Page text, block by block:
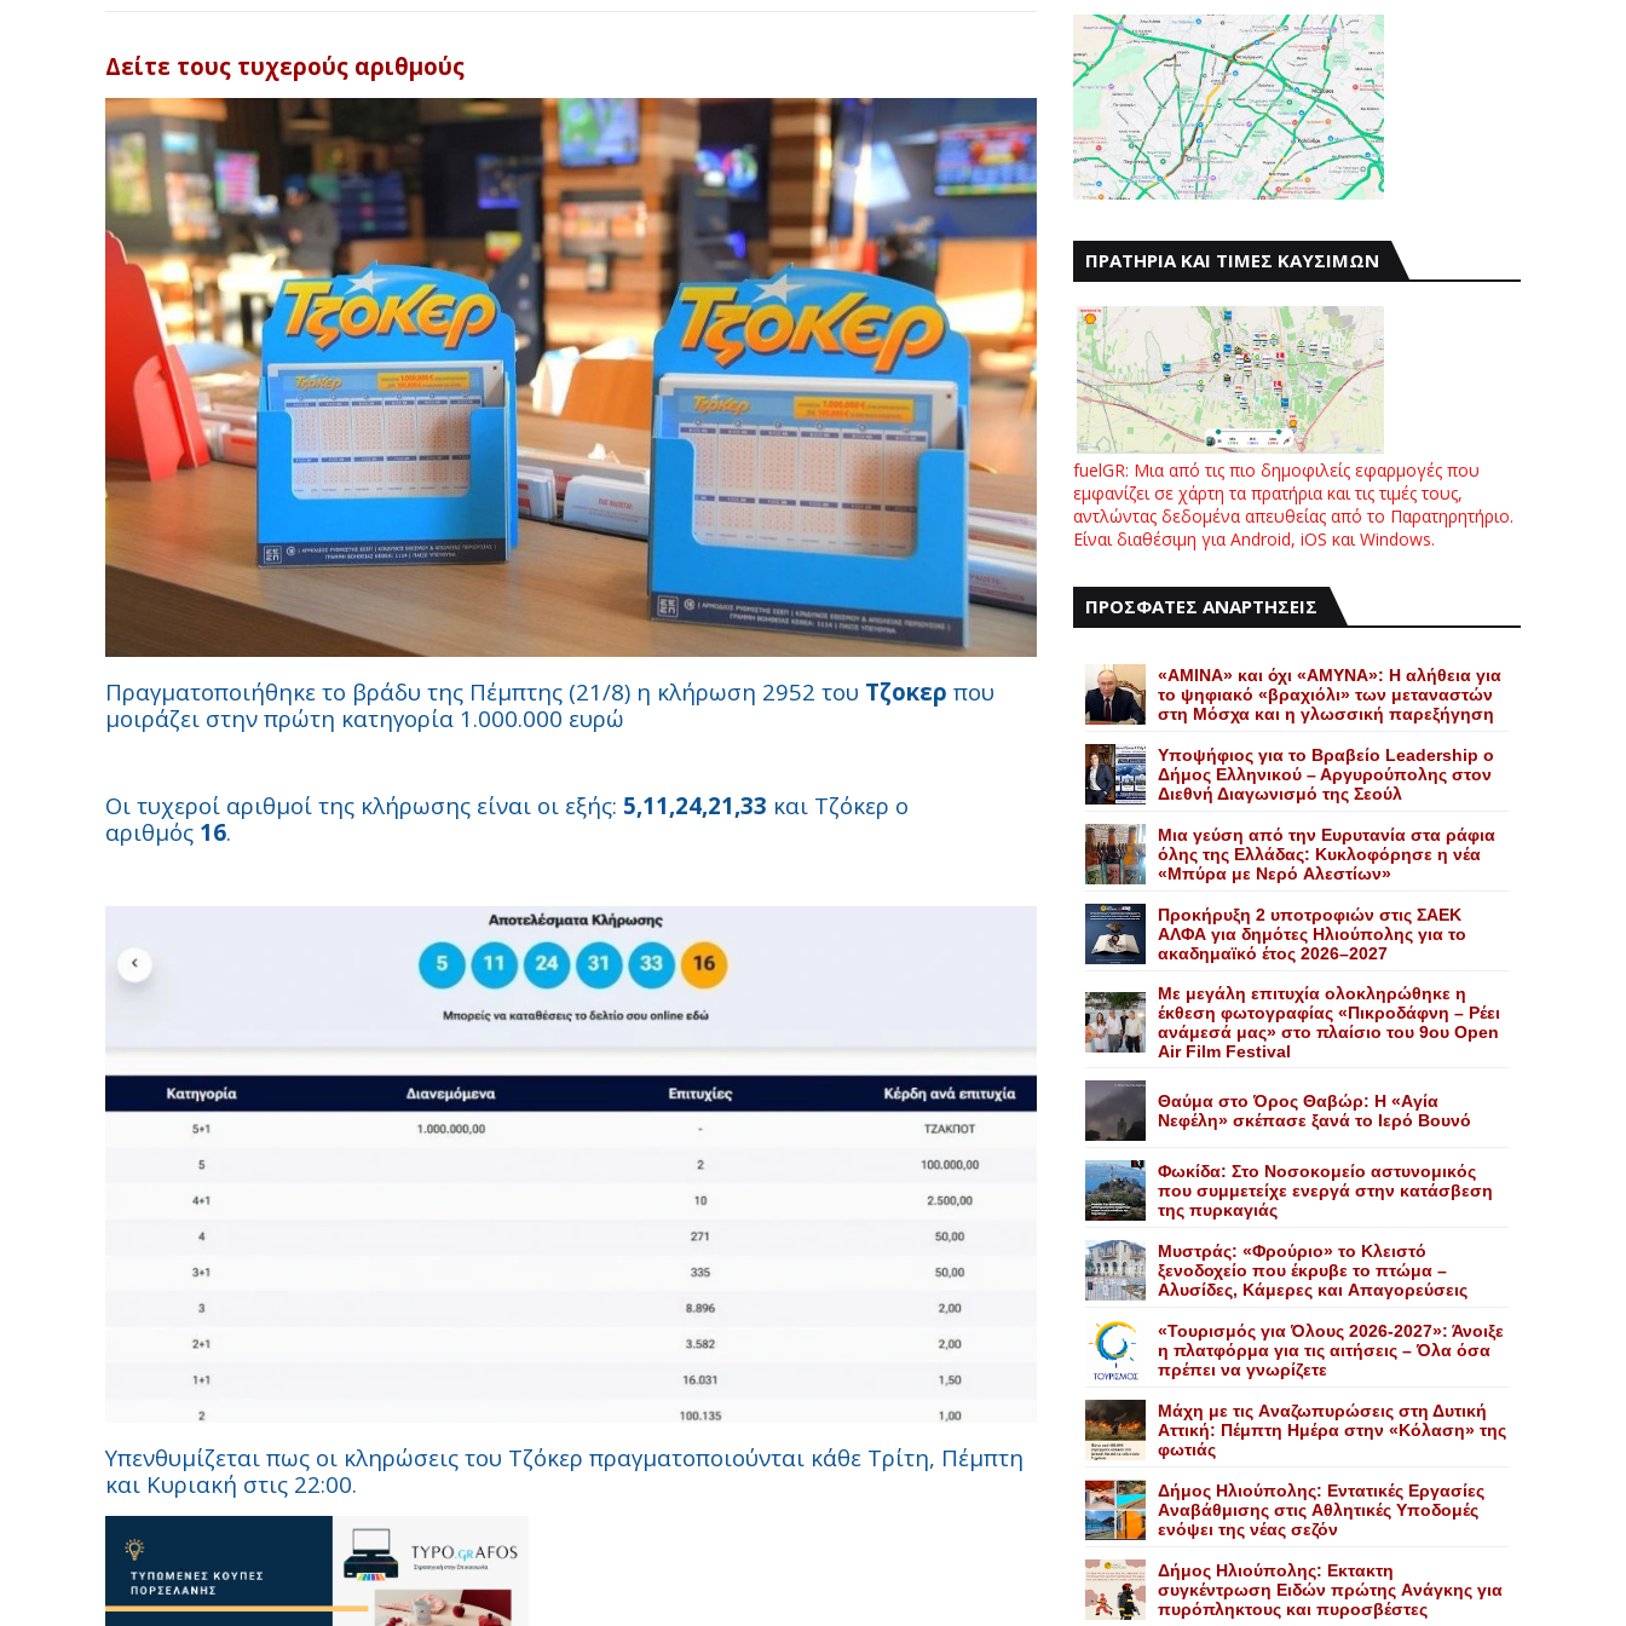
Δείτε τους τυχερούς αριθμούς
Πραγματοποιήθηκε το βράδυ της Πέμπτης (21/8) η κλήρωση 2952 του Τζοκερ που
μοιράζει στην πρώτη κατηγορία 1.000.000 ευρώ
Οι τυχεροί αριθμοί της κλήρωσης είναι οι εξής: 5,11,24,21,33 και Τζόκερ ο
αριθμός 16.
Υπενθυμίζεται πως οι κληρώσεις του Τζόκερ πραγματοποιούνται κάθε Τρίτη, Πέμπτη
και Κυριακή στις 22:00.
ΠΡΑΤΗΡΙΑ ΚΑΙ ΤΙΜΕΣ ΚΑΥΣΙΜΩΝ
fuelGR: Μια από τις πιο δημοφιλείς εφαρμογές που
εμφανίζει σε χάρτη τα πρατήρια και τις τιμές τους,
αντλώντας δεδομένα απευθείας από το Παρατηρητήριο.
Είναι διαθέσιμη για Android, iOS και Windows.
ΠΡΟΣΦΑΤΕΣ ΑΝΑΡΤΗΣΕΙΣ
«AMINA» και όχι «ΑΜΥΝΑ»: Η αλήθεια για
το ψηφιακό «βραχιόλι» των μεταναστών
στη Μόσχα και η γλωσσική παρεξήγηση
Yποψήφιος για το Bραβείο Leadership ο
Δήμος Ελληνικού – Αργυρούπολης στον
Διεθνή Διαγωνισμό της Σεούλ
Mια γεύση από την Eυρυτανία στα ράφια
όλης της Ελλάδας: Κυκλοφόρησε η νέα
«Μπύρα με Nερό Aλεστίων»
Προκήρυξη 2 υποτροφιών στις ΣΑΕΚ
ΑΛΦΑ για δημότες Ηλιούπολης για το
ακαδημαϊκό έτος 2026–2027
Με μεγάλη επιτυχία ολοκληρώθηκε η
έκθεση φωτογραφίας «Πικροδάφνη – Ρέει
ανάμεσά μας» στο πλαίσιο του 9ου Open
Air Film Festival
Θαύμα στο Όρος Θαβώρ: H «Aγία
Nεφέλη» σκέπασε ξανά το Iερό Bουνό
Φωκίδα: Στο Νοσοκομείο αστυνομικός
που συμμετείχε ενεργά στην κατάσβεση
της πυρκαγιάς
Mυστράς: «Φρούριο» το Kλειστό
ξενοδοχείο που έκρυβε το πτώμα –
Aλυσίδες, Kάμερες και Aπαγορεύσεις
«Τουρισμός για Όλους 2026-2027»: Άνοιξε
η πλατφόρμα για τις αιτήσεις – Όλα όσα
πρέπει να γνωρίζετε
Mάχη με τις Aναζωπυρώσεις στη Δυτική
Aττική: Πέμπτη Hμέρα στην «Kόλαση» της
φωτιάς
Δήμος Ηλιούπολης: Eντατικές Eργασίες
Aναβάθμισης στις Aθλητικές Yποδομές
ενόψει της νέας σεζόν
Δήμος Ηλιούπολης: Eκτακτη
συγκέντρωση Eιδών πρώτης Aνάγκης για
πυρόπληκτους και πυροσβέστες